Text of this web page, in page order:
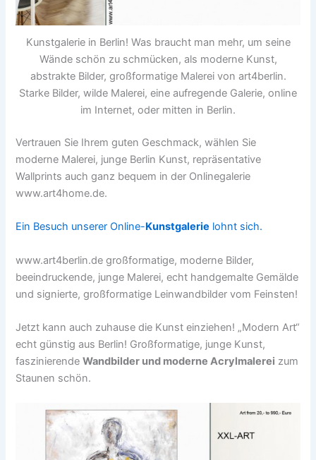
Kunstgalerie in Berlin! Was braucht man mehr, um seine
Wände schön zu schmücken, als moderne Kunst,
abstrakte Bilder, großformatige Malerei von art4berlin.
Starke Bilder, wilde Malerei, eine aufregende Galerie, online
im Internet, oder mitten in Berlin.
Vertrauen Sie Ihrem guten Geschmack, wählen Sie
moderne Malerei, junge Berlin Kunst, repräsentative
Wallprints auch ganz bequem in der Onlinegalerie
www.art4home.de.
Ein Besuch unserer Online-Kunstgalerie lohnt sich.
www.art4berlin.de großformatige, moderne Bilder,
beeindruckende, junge Malerei, echt handgemalte Gemälde
und signierte, großformatige Leinwandbilder vom Feinsten!
Jetzt kann auch zuhause die Kunst einziehen! „Modern Art“
echt günstig aus Berlin! Großformatige, junge Kunst,
faszinierendeWandbilder und moderne Acrylmalerei zum
Staunen schön.